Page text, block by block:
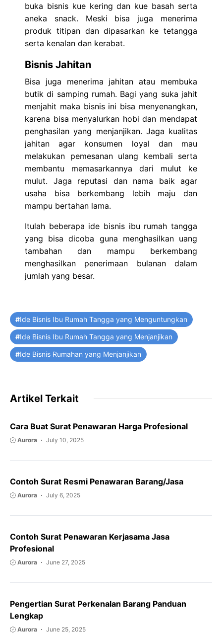
buka bisnis kue kering dan kue basah serta
aneka snack. Meski bisa juga menerima
produk titipan dan dipasarkan ke tetangga
serta kenalan dan kerabat.
Bisnis Jahitan
Bisa juga menerima jahitan atau membuka
butik di samping rumah. Bagi yang suka jahit
menjahit maka bisnis ini bisa menyenangkan,
karena bisa menyalurkan hobi dan mendapat
penghasilan yang menjanjikan. Jaga kualitas
jahitan agar konsumen loyal dan mau
melakukan pemesanan ulang kembali serta
membantu memasarkannya dari mulut ke
mulut. Jaga reputasi dan nama baik agar
usaha bisa berkembang lebih maju dan
mampu bertahan lama.
Itulah beberapa ide bisnis ibu rumah tangga
yang bisa dicoba guna menghasilkan uang
tambahan dan mampu berkembang
menghasilkan penerimaan bulanan dalam
jumlah yang besar.
TagsIde Bisnis Ibu Rumah Tangga yang Menguntungkan
Ide Bisnis Ibu Rumah Tangga yang Menjanjikan
Ide Bisnis Rumahan yang Menjanjikan
Artikel Terkait
Cara Buat Surat Penawaran Harga Profesional
Aurora July 10, 2025
Contoh Surat Resmi Penawaran Barang/Jasa
Aurora July 6, 2025
Contoh Surat Penawaran Kerjasama Jasa
Profesional
Aurora June 27, 2025
Pengertian Surat Perkenalan Barang Panduan
Lengkap
Aurora June 25, 2025